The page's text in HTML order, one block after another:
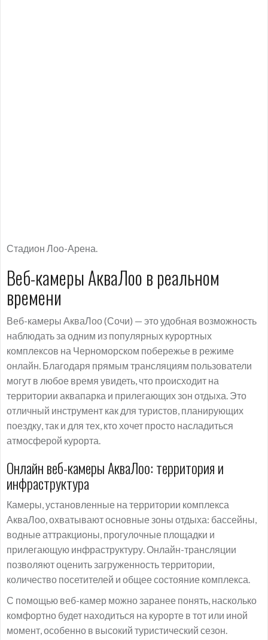
Стадион Лоо-Арена.
Веб-камеры АкваЛоо в реальном
времени
Веб-камеры АкваЛоо (Сочи) — это удобная возможность
наблюдать за одним из популярных курортных
комплексов на Черноморском побережье в режиме
онлайн. Благодаря прямым трансляциям пользователи
могут в любое время увидеть, что происходит на
территории аквапарка и прилегающих зон отдыха. Это
отличный инструмент как для туристов, планирующих
поездку, так и для тех, кто хочет просто насладиться
атмосферой курорта.
Онлайн веб-камеры АкваЛоо: территория и
инфраструктура
Камеры, установленные на территории комплекса
АкваЛоо, охватывают основные зоны отдыха: бассейны,
водные аттракционы, прогулочные площадки и
прилегающую инфраструктуру. Онлайн-трансляции
позволяют оценить загруженность территории,
количество посетителей и общее состояние комплекса.
С помощью веб-камер можно заранее понять, насколько
комфортно будет находиться на курорте в тот или иной
момент, особенно в высокий туристический сезон.